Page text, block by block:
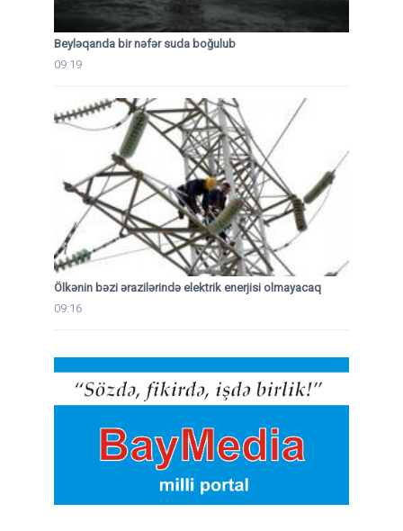
Beyləqanda bir nəfər suda boğulub
09:19
Ölkənin bəzi ərazilərində elektrik enerjisi olmayacaq
09:16